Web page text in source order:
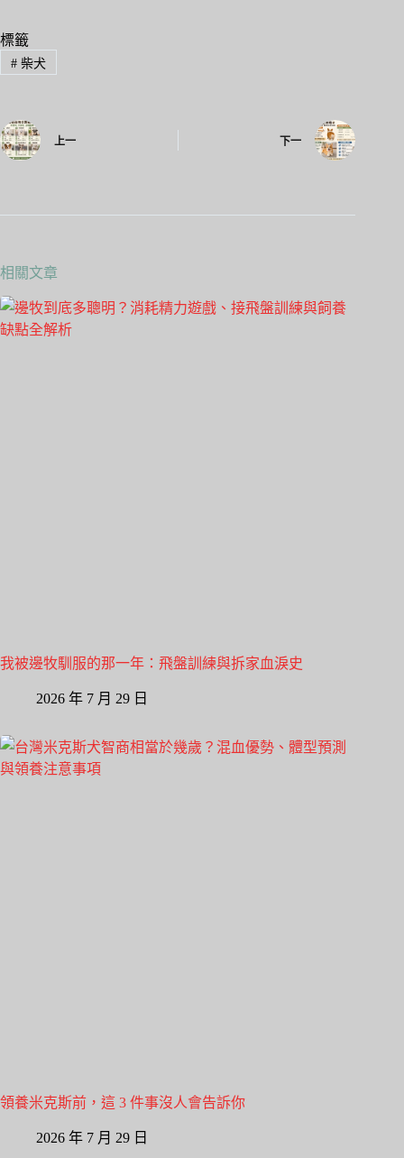
ok
標籤
#柴犬
上一 下一
相關文章
我被邊牧馴服的那一年：飛盤訓練與拆家血淚史
2026 年 7 月 29 日
領養米克斯前，這 3 件事沒人會告訴你
2026 年 7 月 29 日